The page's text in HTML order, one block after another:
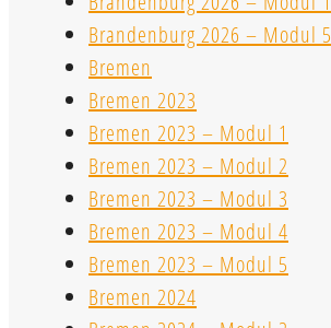
Brandenburg 2026 – Modul 5
Bremen
Bremen 2023
Bremen 2023 – Modul 1
Bremen 2023 – Modul 2
Bremen 2023 – Modul 3
Bremen 2023 – Modul 4
Bremen 2023 – Modul 5
Bremen 2024